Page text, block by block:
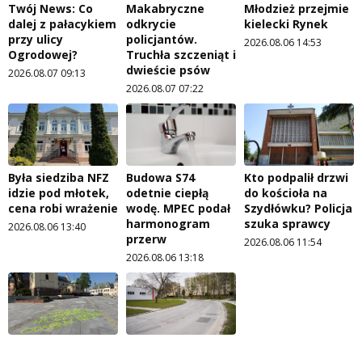
Twój News: Co
dalej z pałacykiem
przy ulicy
Ogrodowej?
2026.08.07 09:13
Makabryczne
odkrycie
policjantów.
Truchła szczeniąt i
dwieście psów
2026.08.07 07:22
Młodzież przejmie
kielecki Rynek
2026.08.06 14:53
Była siedziba NFZ
idzie pod młotek,
cena robi wrażenie
2026.08.06 13:40
Budowa S74
odetnie ciepłą
wodę. MPEC podał
harmonogram
przerw
2026.08.06 13:18
Kto podpalił drzwi
do kościoła na
Szydłówku? Policja
szuka sprawcy
2026.08.06 11:54